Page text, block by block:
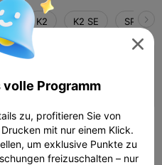
K2 K2 SE SPARKX
 2 plates  37.84g

volle Programm
zu, profitieren Sie von
mit nur einem Klick.
um exklusive Punkte zu
freizuschalten – nur